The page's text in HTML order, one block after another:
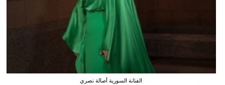
الفنانة السورية أصالة نصري